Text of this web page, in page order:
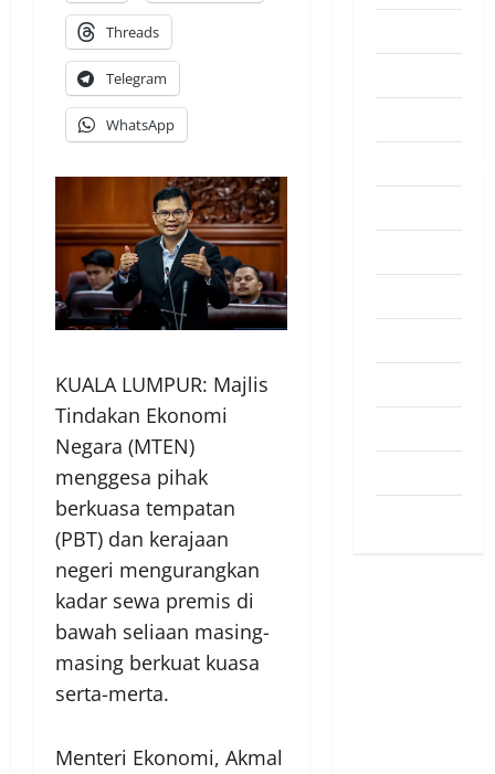
Threads
Telegram
WhatsApp
KUALA LUMPUR: Majlis
Tindakan Ekonomi
Negara (MTEN)
menggesa pihak
berkuasa tempatan
(PBT) dan kerajaan
negeri mengurangkan
kadar sewa premis di
bawah seliaan masing-
masing berkuat kuasa
serta-merta.
Menteri Ekonomi, Akmal